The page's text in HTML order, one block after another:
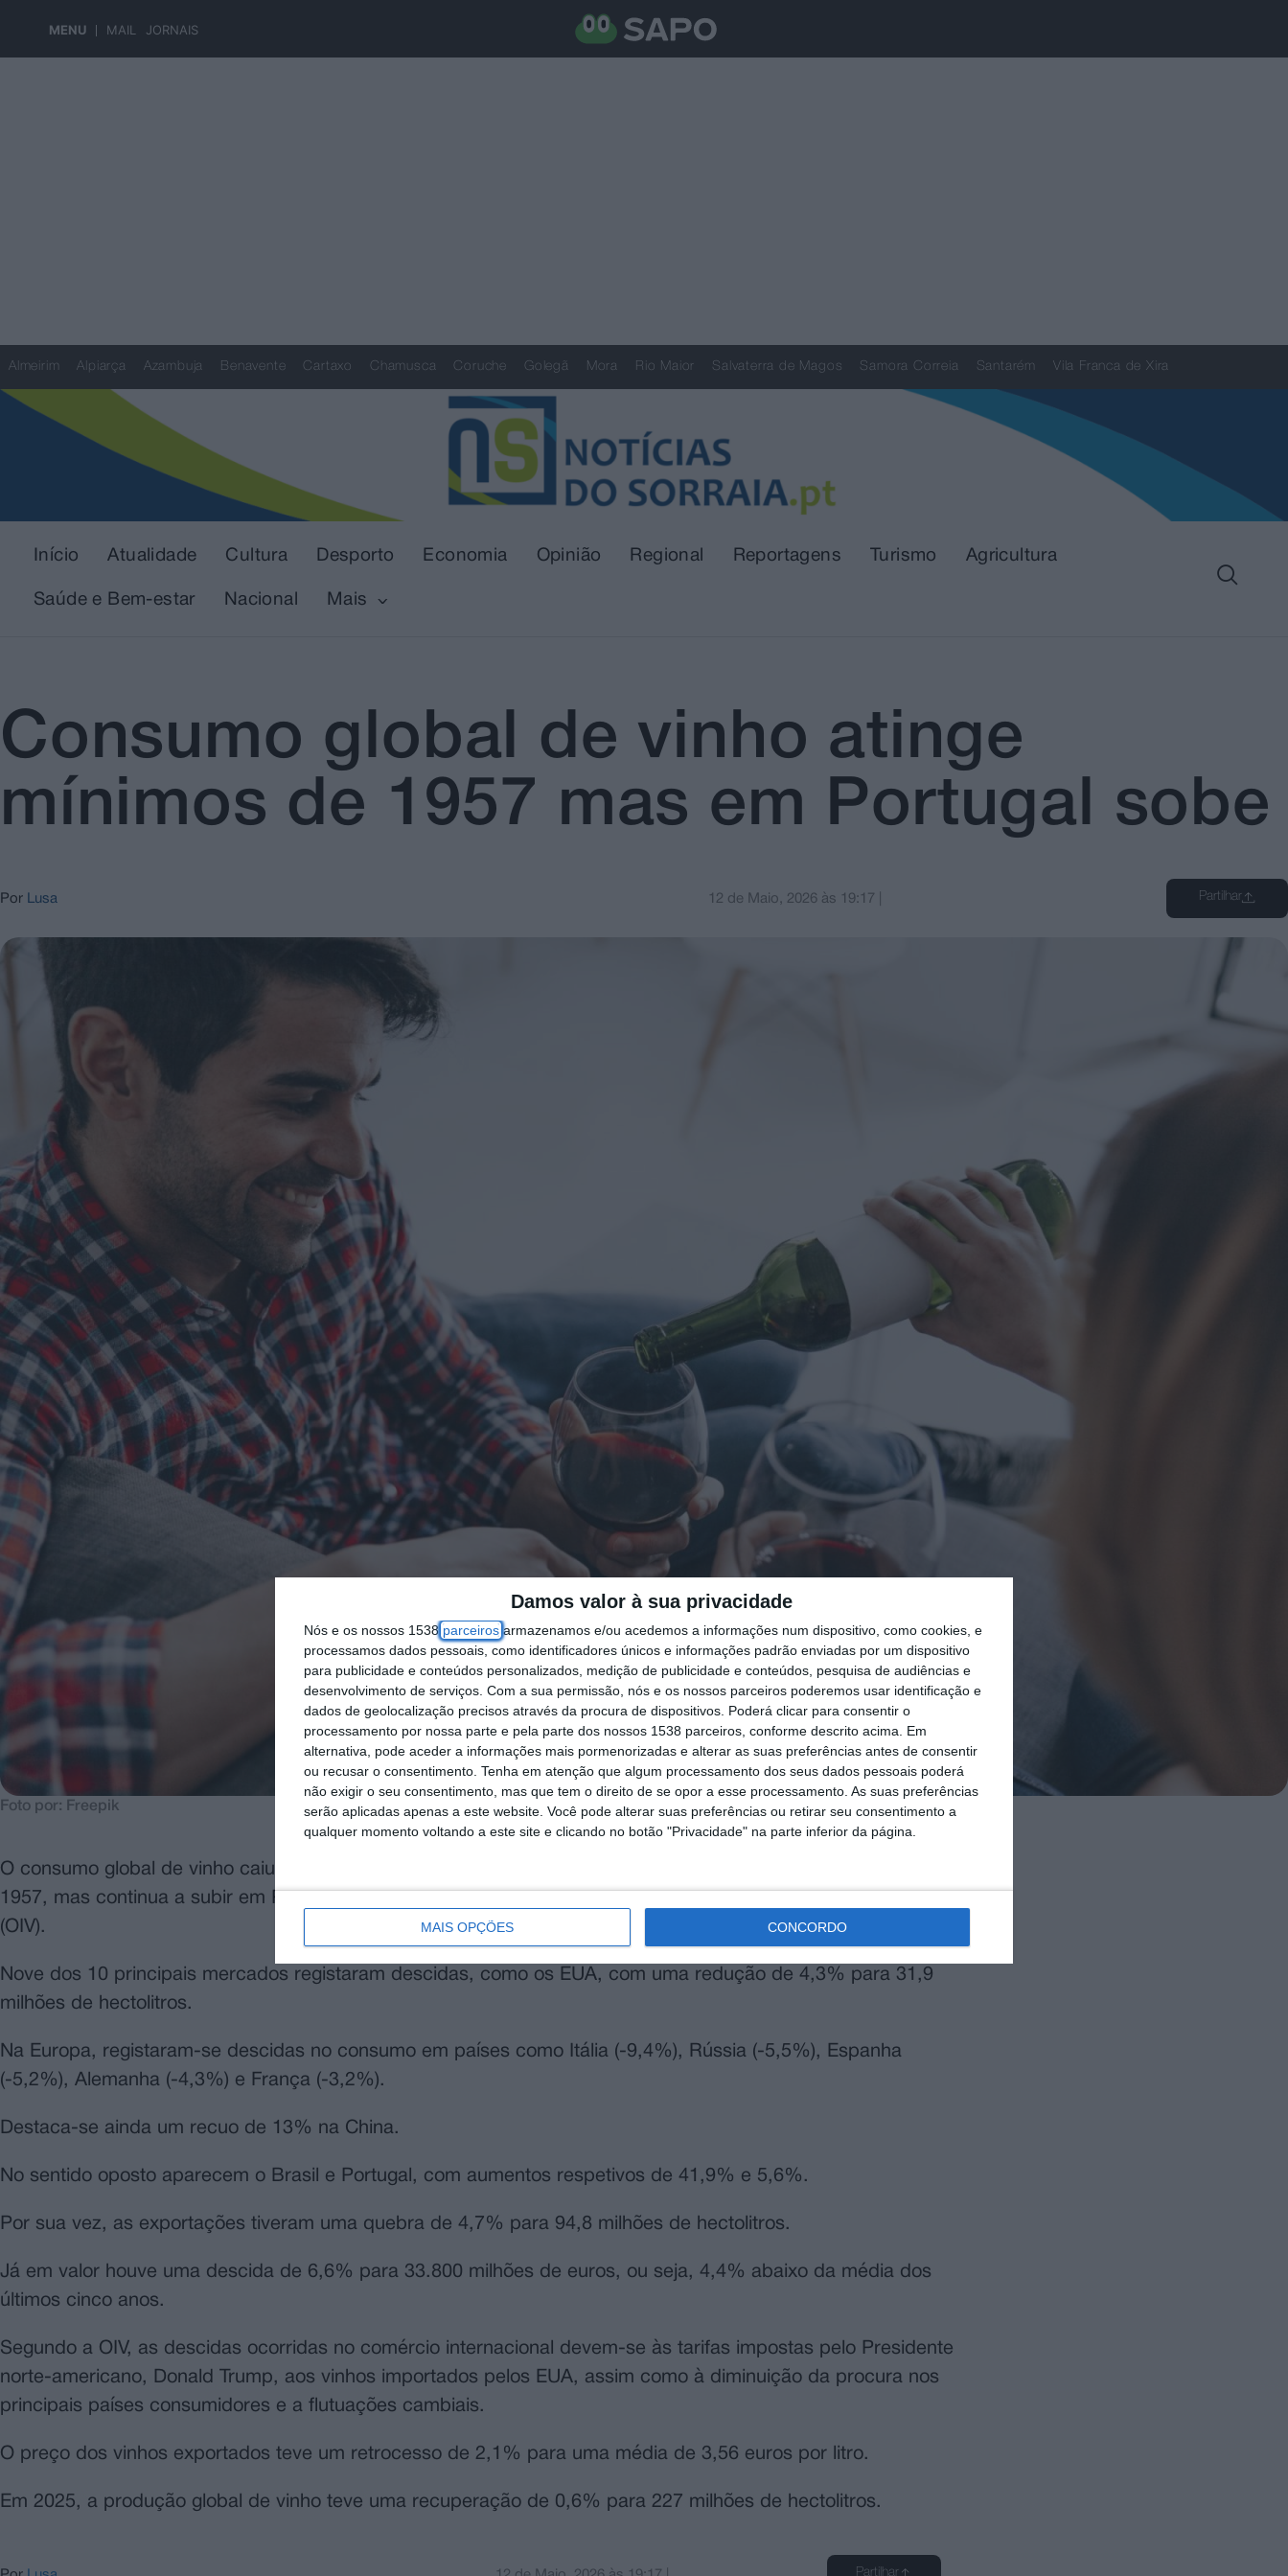
Damos valor à sua privacidade
Nós e os nossos 1538 parceiros armazenamos e/ou acedemos a informações num dispositivo, como cookies, e
processamos dados pessoais, como identificadores únicos e informações padrão enviadas por um dispositivo
para publicidade e conteúdos personalizados, medição de publicidade e conteúdos, pesquisa de audiências e
desenvolvimento de serviços. Com a sua permissão, nós e os nossos parceiros poderemos usar identificação e
dados de geolocalização precisos através da procura de dispositivos. Poderá clicar para consentir o
processamento por nossa parte e pela parte dos nossos 1538 parceiros, conforme descrito acima. Em
alternativa, pode aceder a informações mais pormenorizadas e alterar as suas preferências antes de consentir
ou recusar o consentimento. Tenha em atenção que algum processamento dos seus dados pessoais poderá
não exigir o seu consentimento, mas que tem o direito de se opor a esse processamento. As suas preferências
serão aplicadas apenas a este website. Você pode alterar suas preferências ou retirar seu consentimento a
qualquer momento voltando a este site e clicando no botão "Privacidade" na parte inferior da página.
MAIS OPÇÕES CONCORDO
MENU MAIL JORNAIS
Almeirim Alpiarça Azambuja Benavente Cartaxo Chamusca Coruche Golegã Mora Rio Maior Salvaterra de Magos Samora Correia Santarém Vila Franca de Xira
Início Atualidade Cultura Desporto Economia Opinião Regional Reportagens Turismo Agricultura
Saúde e Bem-estar Nacional Mais
Consumo global de vinho atinge
mínimos de 1957 mas em Portugal sobe
Por Lusa 12 de Maio, 2026 às 19:17 Partilhar
Foto por: Freepik
O consumo global de vinho caiu 2,7% no ano passado para 208 milhões de hectolitros, atingindo mínimos de
1957, mas continua a subir em Portugal, segundo um relatório da Organização Internacional da Vinha e do Vinho
(OIV).
Nove dos 10 principais mercados registaram descidas, como os EUA, com uma redução de 4,3% para 31,9
milhões de hectolitros.
Na Europa, registaram-se descidas no consumo em países como Itália (-9,4%), Rússia (-5,5%), Espanha
(-5,2%), Alemanha (-4,3%) e França (-3,2%).
Destaca-se ainda um recuo de 13% na China.
No sentido oposto aparecem o Brasil e Portugal, com aumentos respetivos de 41,9% e 5,6%.
Por sua vez, as exportações tiveram uma quebra de 4,7% para 94,8 milhões de hectolitros.
Já em valor houve uma descida de 6,6% para 33.800 milhões de euros, ou seja, 4,4% abaixo da média dos
últimos cinco anos.
Segundo a OIV, as descidas ocorridas no comércio internacional devem-se às tarifas impostas pelo Presidente
norte-americano, Donald Trump, aos vinhos importados pelos EUA, assim como à diminuição da procura nos
principais países consumidores e a flutuações cambiais.
O preço dos vinhos exportados teve um retrocesso de 2,1% para uma média de 3,56 euros por litro.
Em 2025, a produção global de vinho teve uma recuperação de 0,6% para 227 milhões de hectolitros.
Partilhar